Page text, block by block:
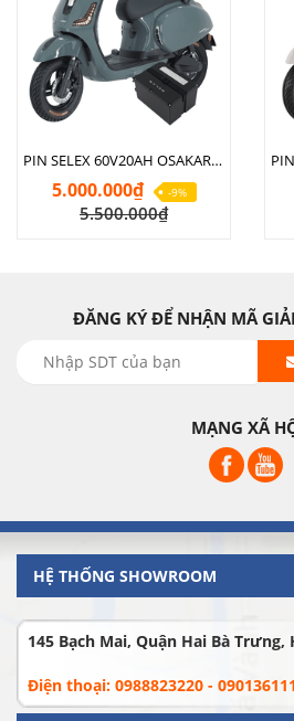
PIN SELEX 60V20AH OSAKAR NISPA LUMIA
5.000.000₫ -9%
5.500.000₫
ĐĂNG KÝ ĐỂ NHẬN MÃ
MẠNG XÃ
HỆ THỐNG SHOWROOM
145 Bạch Mai, Quận Hai Bà Trưng,
Điện thoại: 0988823220 -